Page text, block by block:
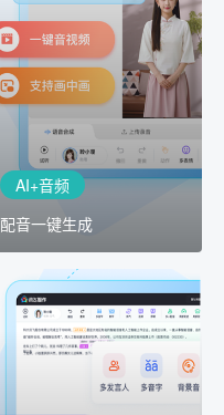
AI+音频
配音一键生成
配音一键生成
AI+音频：基于全球领先的
TTS能力打造的AI音频制作
工具，输入文本、选择发
音人即可一键生成专业音